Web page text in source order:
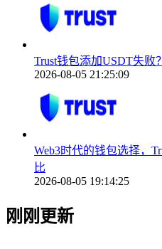
Trust钱包添加USDT失败
2026-08-05 21:25:09
Web3时代的钱包选择，
比
2026-08-05 19:14:25
刚刚更新